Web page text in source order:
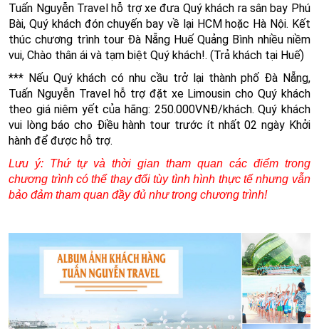
Tuấn Nguyễn Travel hỗ trợ xe đưa Quý khách ra sân bay Phú
Bài, Quý khách đón chuyến bay về lại HCM hoặc Hà Nội. Kết
thúc chương trình tour Đà Nẵng Huế Quảng Bình nhiều niềm
vui, Chào thân ái và tạm biệt Quý khách!. (Trả khách tại Huế)
*** Nếu Quý khách có nhu cầu trở lại thành phố Đà Nẵng,
Tuấn Nguyễn Travel hỗ trợ đặt xe Limousin cho Quý khách
theo giá niêm yết của hãng: 250.000VNĐ/khách. Quý khách
vui lòng báo cho Điều hành tour trước ít nhất 02 ngày Khởi
hành để được hỗ trợ.
Lưu ý: Thứ tự và thời gian tham quan các điểm trong
chương trình có thể thay đổi tùy tình hình thực tế nhưng vẫn
bảo đảm tham quan đầy đủ như trong chương trình!